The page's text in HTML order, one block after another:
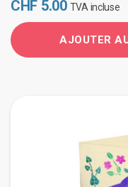
CHF 5.00 TVA incluse
AJOUTER